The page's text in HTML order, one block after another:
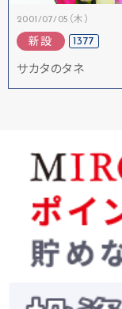
2001/07/05（木）
新設 1377
サカタのタネ